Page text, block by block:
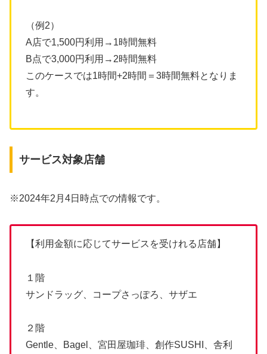
（例2）
A店で1,500円利用→1時間無料
B点で3,000円利用→2時間無料
このケースでは1時間+2時間＝3時間無料となりま
す。
サービス対象店舗
※2024年2月4日時点での情報です。
【利用金額に応じてサービスを受けれる店舗】
１階
サンドラッグ、コープさっぽろ、サザエ
２階
Gentle、Bagel、宮田屋珈琲、創作SUSHI、舎利